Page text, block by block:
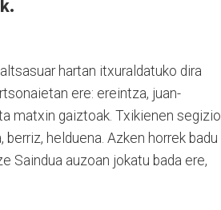
hartan itxuraldatuko dira
ere: ereintza, juan-
matxin gaiztoak. Txikienen
helduena. Azken horrek badu
Saindua auzoan jokatu bada ere,